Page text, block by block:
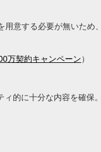
意する必要が無いため
万契約キャンペーン）
的に十分な内容を確保。